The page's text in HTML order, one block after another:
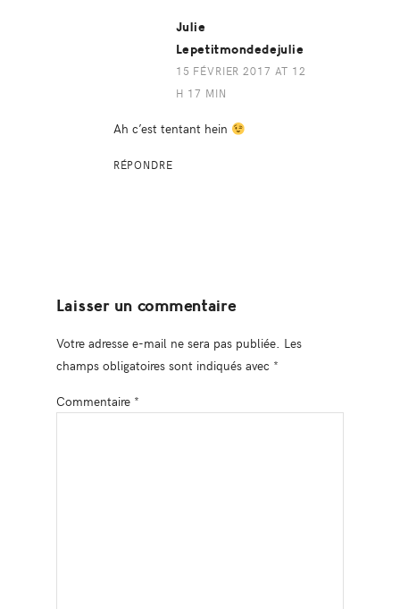
Julie
Lepetitmondedejulie
15 FÉVRIER 2017 AT 12
H 17 MIN
Ah c’est tentant hein
RÉPONDRE
Laisser un commentaire
Votre adresse e-mail ne sera pas publiée. Les
champs obligatoires sont indiqués avec *
Commentaire *